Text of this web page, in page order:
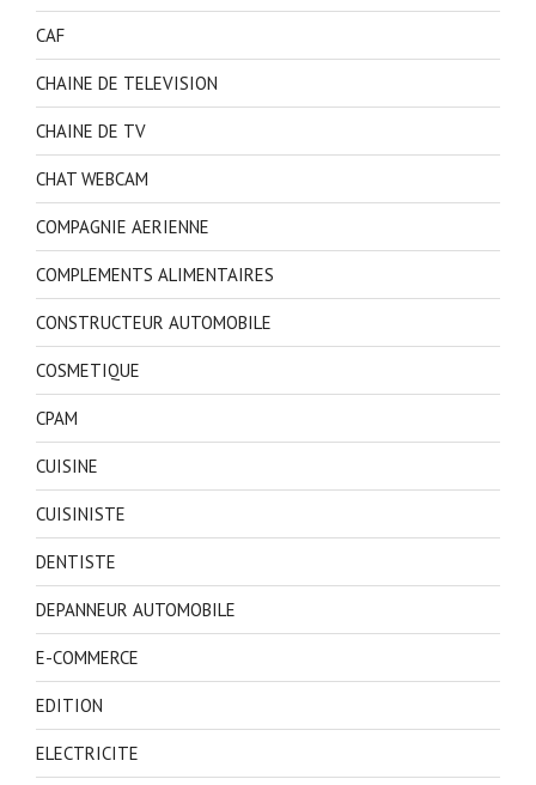
CAF
CHAINE DE TELEVISION
CHAINE DE TV
CHAT WEBCAM
COMPAGNIE AERIENNE
COMPLEMENTS ALIMENTAIRES
CONSTRUCTEUR AUTOMOBILE
COSMETIQUE
CPAM
CUISINE
CUISINISTE
DENTISTE
DEPANNEUR AUTOMOBILE
E-COMMERCE
EDITION
ELECTRICITE